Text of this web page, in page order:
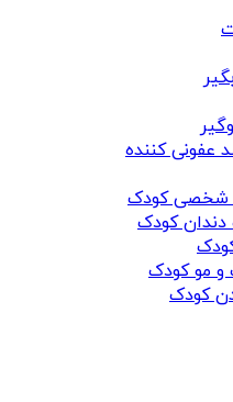
عفونی کننده
و شخصی کودک
کودک
و مو کودک
کودک